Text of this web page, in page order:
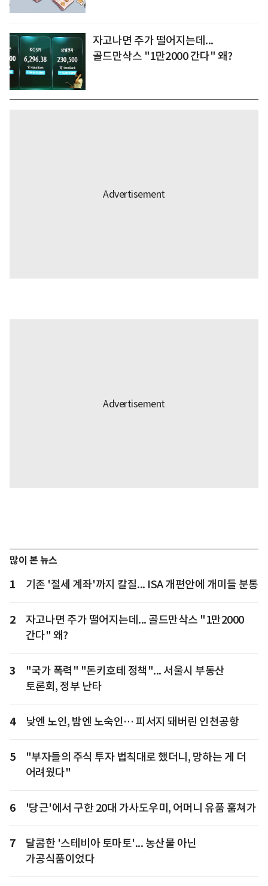
자고나면 주가 떨어지는데...
골드만삭스 "1만2000 간다" 왜?
많이 본 뉴스
1 기존 '절세 계좌'까지 칼질... ISA 개편안에 개미들 분통
2
자고나면 주가 떨어지는데... 골드만삭스 "1만2000
간다" 왜?
3
"국가 폭력" "돈키호테 정책"... 서울시 부동산
토론회, 정부 난타
4 낮엔 노인, 밤엔 노숙인… 피서지 돼버린 인천공항
5
"부자들의 주식 투자 법칙대로 했더니, 망하는 게 더
어려웠다"
6 '당근'에서 구한 20대 가사도우미, 어머니 유품 훔쳐가
7
달콤한 '스테비아 토마토'... 농산물 아닌
가공식품이었다